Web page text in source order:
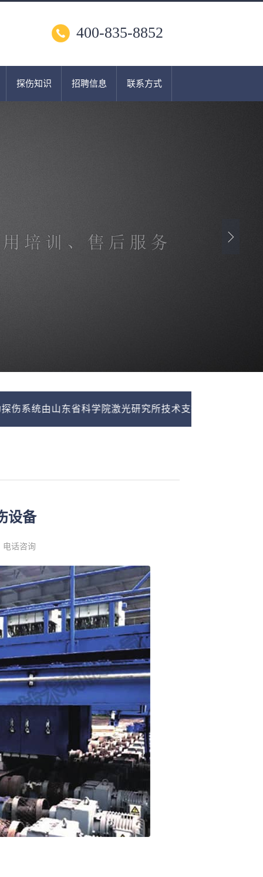
400-835-8852
探伤知识 招聘信息 联系方式
科学院激光研究所技术支持，联系我们，免费提供探
设备
话咨询